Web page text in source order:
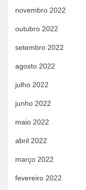
novembro 2022
outubro 2022
setembro 2022
agosto 2022
julho 2022
junho 2022
maio 2022
abril 2022
março 2022
fevereiro 2022